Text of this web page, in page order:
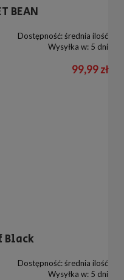
BEAN
Dostępność:średnia ilość
Wysyłka w: 5 dni
99,99 zł
Black
Dostępność:średnia ilość
Wysyłka w: 5 dni